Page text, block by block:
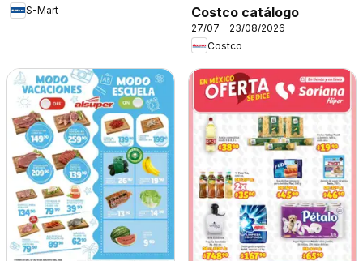
S-Mart
Costco catálogo
27/07 - 23/08/2026
Costco